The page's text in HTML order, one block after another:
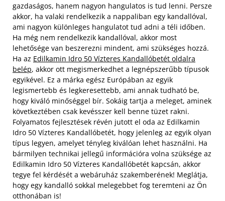
gazdaságos, hanem nagyon hangulatos is tud lenni. Persze
akkor, ha valaki rendelkezik a nappaliban egy kandallóval,
ami nagyon különleges hangulatot tud adni a téli időben.
Ha még nem rendelkezik kandallóval, akkor most
lehetősége van beszerezni mindent, ami szükséges hozzá.
Ha az Edilkamin Idro 50 Vízteres Kandallóbetét oldalra
belép, akkor ott megismerkedhet a legnépszerűbb típusok
egyikével. Ez a márka egész Európában az egyik
legismertebb és legkeresettebb, ami annak tudható be,
hogy kiváló minőséggel bír. Sokáig tartja a meleget, aminek
következtében csak kevésszer kell benne tüzet rakni.
Folyamatos fejlesztések révén jutott el oda az Edilkamin
Idro 50 Vízteres Kandallóbetét, hogy jelenleg az egyik olyan
típus legyen, amelyet tényleg kiválóan lehet használni. Ha
bármilyen technikai jellegű információra volna szüksége az
Edilkamin Idro 50 Vízteres Kandallóbetét kapcsán, akkor
tegye fel kérdését a webáruház szakemberének! Meglátja,
hogy egy kandalló sokkal melegebbet fog teremteni az Ön
otthonában is!